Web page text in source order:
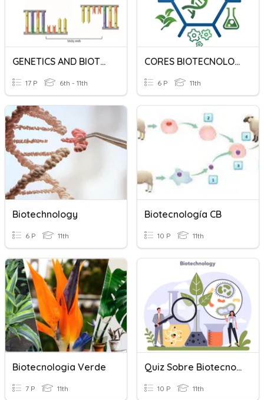
GENETICS AND BIOTECHNOLOGY
17 P 6th - 11th
CORES BIOTECNOLOGIA
6 P 11th
Biotechnology
6 P 11th
Biotecnología CB
10 P 11th
Biotecnologia Verde
7 P 11th
Quiz Sobre Biotecnologia
10 P 11th